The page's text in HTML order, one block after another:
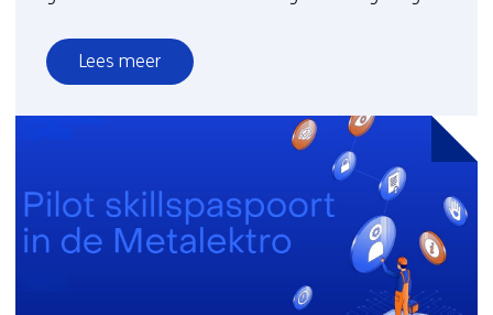
Lees meer
over
Handreiking:
gebiedsontwikkeling